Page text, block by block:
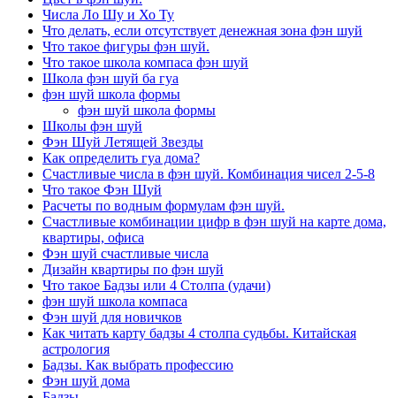
Числа Ло Шу и Хо Ту
Что делать, если отсутствует денежная зона фэн шуй
Что такое фигуры фэн шуй.
Что такое школа компаса фэн шуй
Школа фэн шуй ба гуа
фэн шуй школа формы
фэн шуй школа формы
Школы фэн шуй
Фэн Шуй Летящей Звезды
Как определить гуа дома?
Счастливые числа в фэн шуй. Комбинация чисел 2-5-8
Что такое Фэн Шуй
Расчеты по водным формулам фэн шуй.
Счастливые комбинации цифр в фэн шуй на карте дома,
квартиры, офиса
Фэн шуй счастливые числа
Дизайн квартиры по фэн шуй
Что такое Бадзы или 4 Столпа (удачи)
фэн шуй школа компаса
Фэн шуй для новичков
Как читать карту бадзы 4 столпа судьбы. Китайская
астрология
Бадзы. Как выбрать профессию
Фэн шуй дома